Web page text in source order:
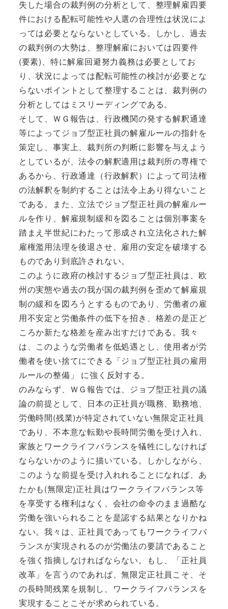
失した場合の裁判例の分析として、整理解雇四要
件における配転可能性や人選の合理性は状況によ
っては必要とならないとしている。しかし、過去
の裁判例の大勢は、整理解雇においては四要件
(要素)、特に解雇回避努力義務は必要としてお
り、状況によっては配転可能性の検討が必要とな
らないポイントとして整理することは、裁判例の
分析としてはミスリーディングである。
そして、ＷＧ報告は、行政機関の発する解釈通達
等によってジョブ型正社員の解雇ルールの指針を
策定し、事実上、裁判所の判断に影響を与えよう
としているが、法令の解釈適用は裁判所の専権で
あるから、行政通達（行政解釈）によって司法権
の法解釈を制約することは法令上あり得ないこと
である。また、立法でジョブ型正社員の解雇ルー
ルを作り、解雇規制緩和を図ることは個別事案を
踏まえ半世紀にわたって形成され立法化された解
雇権濫用法理を後退させ、雇用の安定を破壊する
ものであり到底許されない。
このように政府の検討するジョブ型正社員は、欧
州の実態や過去の我が国の裁判例を歪めて解雇規
制の緩和を図ろうとするものであり、労働者の雇
用不安定と労働条件の低下を招き、格差の是正ど
ころか新たな格差を産み出すだけである。我々
は、このような労働者を低処遇とし、使用者が労
働者を使い捨てにできる「ジョブ型正社員の雇用
ルールの整備」 に強く反対する。
のみならず、ＷＧ報告では、ジョブ型正社員の議
論の前提として、日本の正社員が職務、勤務地、
労働時間(残業)が特定されていない無限定正社員
であり、不本意な転勤や長時間労働を受け入れ、
家族とワークライフバランスを犠牲にしなければ
ならないかのように描いている。しかしながら、
このような前提を受け入れれることになれば、あ
たかも(無限定)正社員はワークライフバランス等
を享受する権利はなく、会社の命令のまま過酷な
労働を強いられることを是認する結果となりかね
ない。我々は、正社員であってもワークライフバ
ランスが実現されるのが労働法の要請であること
を強く指摘しなければならない。もし、「正社員
改革」を言うのであれば、無限定正社員こそ、そ
の長時間残業を規制し、ワークライフバランスを
実現することこそが求められている。